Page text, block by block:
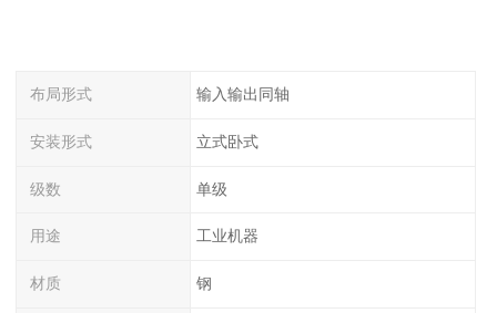
布局形式 输入输出同轴
安装形式 立式卧式
级数 单级
用途 工业机器
材质 钢